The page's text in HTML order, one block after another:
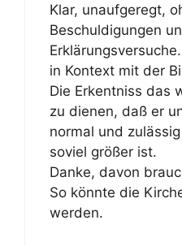
Klar, unaufgeregt,
Beschuldigungen
in Kontext mit der
Die Erkentniss das
zu dienen, daß er
normal und
soviel größer ist.
Danke, davon
So könnte die
werden.